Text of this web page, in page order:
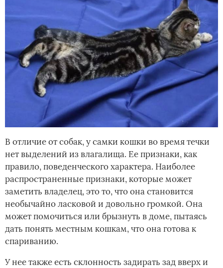
В отличие от собак, у самки кошки во время течки
нет выделений из влагалища. Ее признаки, как
правило, поведенческого характера. Наиболее
распространенные признаки, которые может
заметить владелец, это то, что она становится
необычайно ласковой и довольно громкой. Она
может помочиться или брызнуть в доме, пытаясь
дать понять местным кошкам, что она готова к
спариванию.
У нее также есть склонность задирать зад вверх и